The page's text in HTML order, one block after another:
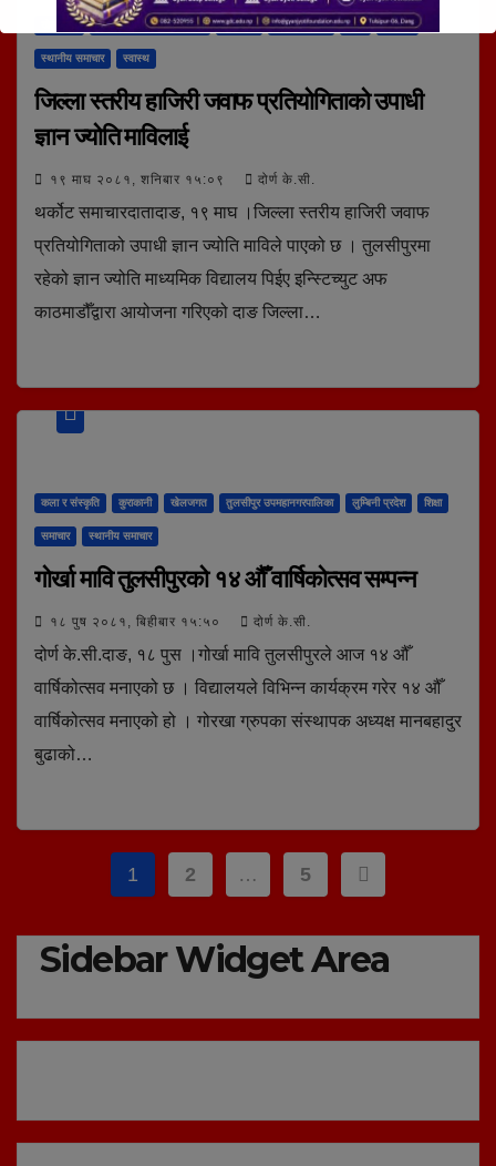
खेलजगत तुलसीपुर उपमहानगरपालिका दृष्टिकोण लुम्बिनी प्रदेश शिक्षा समाचार
स्थानीय समाचार स्वास्थ
जिल्ला स्तरीय हाजिरी जवाफ प्रतियोगिताको उपाधी
ज्ञान ज्योति माविलाई
१९ माघ २०८१, शनिबार १५:०९ दोर्ण के.सी.
थर्कोट समाचारदातादाङ, १९ माघ ।जिल्ला स्तरीय हाजिरी जवाफ
प्रतियोगिताको उपाधी ज्ञान ज्योति माविले पाएको छ । तुलसीपुरमा
रहेको ज्ञान ज्योति माध्यमिक विद्यालय पिईए इन्स्टिच्युट अफ
काठमाडौँद्वारा आयोजना गरिएको दाङ जिल्ला…
कला र संस्कृति कुराकानी खेलजगत तुलसीपुर उपमहानगरपालिका लुम्बिनी प्रदेश शिक्षा
समाचार स्थानीय समाचार
गोर्खा मावि तुलसीपुरको १४ औँ वार्षिकोत्सव सम्पन्न
१८ पुष २०८१, बिहीबार १५:५० दोर्ण के.सी.
दोर्ण के.सी.दाङ, १८ पुस ।गोर्खा मावि तुलसीपुरले आज १४ औँ
वार्षिकोत्सव मनाएको छ । विद्यालयले विभिन्न कार्यक्रम गरेर १४ औँ
वार्षिकोत्सव मनाएको हो । गोरखा ग्रुपका संस्थापक अध्यक्ष मानबहादुर
बुढाको…
Posts
1 2 … 5
Sidebar Widget Area